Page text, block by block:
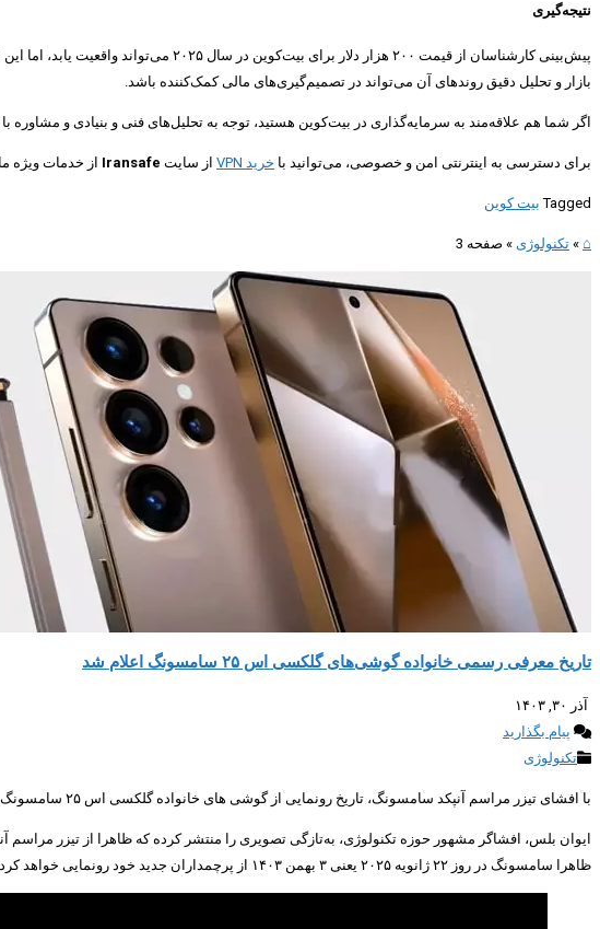
نتیجه‌گیری
پیش‌بینی کارشناسان از قیمت ۲۰۰ هزار
بازار و تحلیل دقیق روندهای آن می‌تواند در تصمیم‌گیری‌های مالی کمک‌کننده باشد.
اگر شما هم علاقه‌مند به سرمایه‌گذاری در بیت‌کوین هستید، توجه به تحلیل‌های فنی و بنیادی و
برای دسترسی به اینترنتی امن و خصوصی، می‌توانید با خرید VPN از سایت Iransafe از خدمات ویژه
Tagged بیت کوین
⌂
» تکنولوژی » صفحه 3
تاریخ معرفی رسمی خانواده گوشی‌های گلکسی اس ۲۵ سامسونگ اعلام شد
آذر ۳۰, ۱۴۰۳
پیام بگذارید
تکنولوژی
با افشای تیزر مراسم آنپکد سامسونگ، تاریخ رونمایی از گوشی های خانواده گلکسی اس ۲۵ سامسونگ، پرچمداران جدید کره‌ای، مشخص شده است.
ایوان بلس، افشاگر مشهور حوزه تکنولوژی، به‌تازگی تصویری را منتشر کرده که ظاهرا از تیزر مراسم
ظاهرا سامسونگ در روز ۲۲ ژانویه ۲۰۲۵ یعنی ۳ بهمن ۱۴۰۳ از پرچمداران جدید خود رونمایی خواهد کرد. این خانواده از چهار عضو تشکیل شده که شامل گلکسی S25، گلکسی S25+، گلکسی S25 Ultra و عضو تازه‌وارد یعنی گلکسی S25 Slim می‌شوند.